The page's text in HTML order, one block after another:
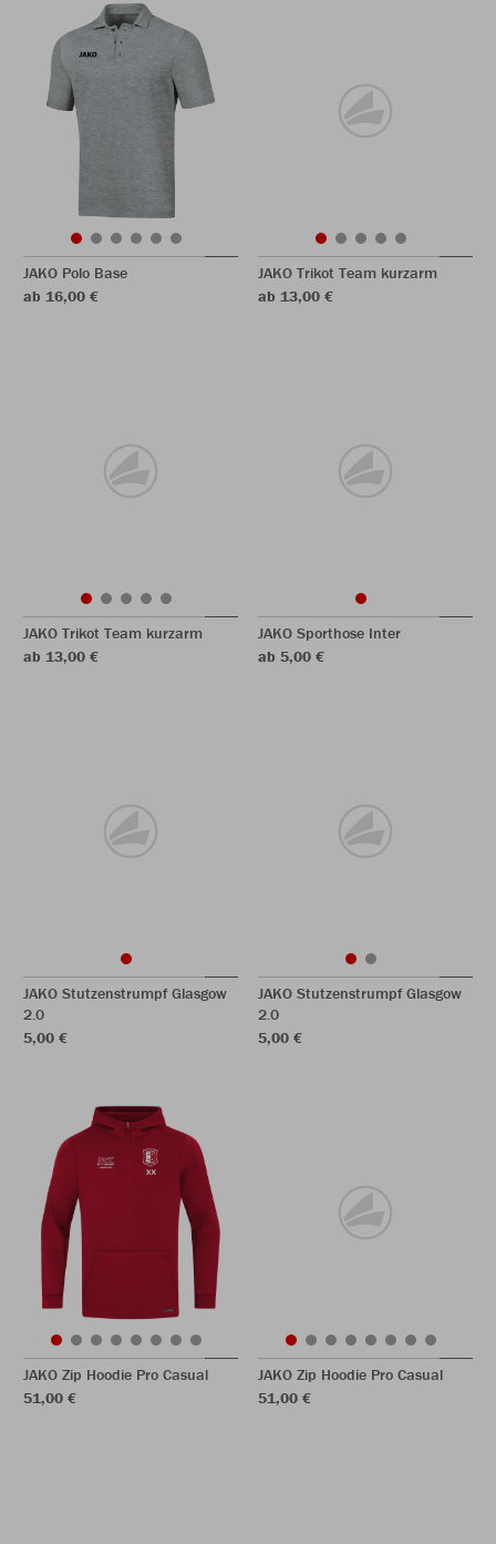
JAKO Polo Base
ab 16,00 €
JAKO Trikot Team kurzarm
ab 13,00 €
JAKO Trikot Team kurzarm
ab 13,00 €
JAKO Sporthose Inter
ab 5,00 €
JAKO Stutzenstrumpf Glasgow
2.0
5,00 €
JAKO Stutzenstrumpf Glasgow
2.0
5,00 €
JAKO Zip Hoodie Pro Casual
51,00 €
JAKO Zip Hoodie Pro Casual
51,00 €